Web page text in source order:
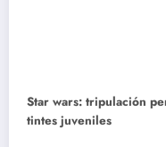
Star wars: tripulación
tintes juveniles